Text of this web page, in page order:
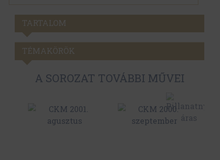
TARTALOM
TÉMAKÖRÖK
A SOROZAT TOVÁBBI MŰVEI